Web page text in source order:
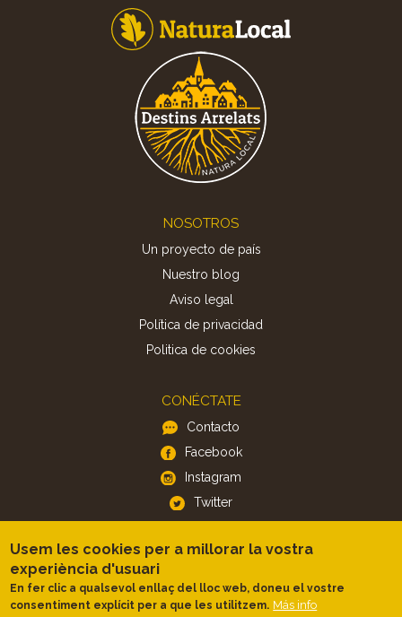
NOSOTROS
Un proyecto de país
Nuestro blog
Aviso legal
Política de privacidad
Politica de cookies
CONÉCTATE
Contacto
Facebook
Instagram
Twitter
APP
Android
Usem les cookies per a millorar la vostra
experiència d'usuari
En fer clic a qualsevol enllaç del lloc web, doneu el vostre
consentiment explícit per a que les utilitzem. Más info